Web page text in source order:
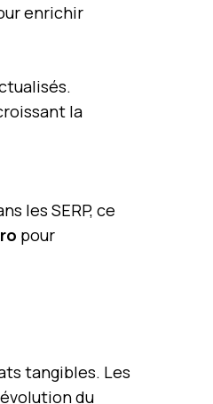
enrichir
la
les SERP, ce
pour
tangibles. Les
du